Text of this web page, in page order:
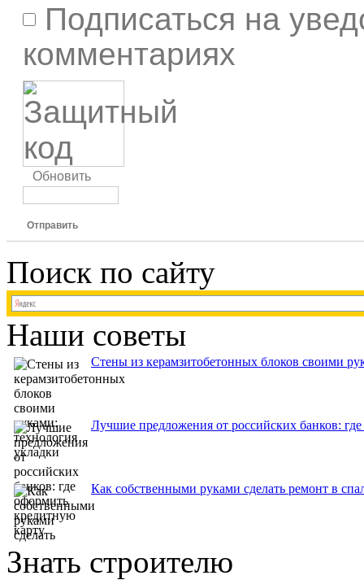
Подписаться на
комментариях
Обновить
Отправить
Поиск по сайту
Наши советы
Стены из керамзитобетонных блоков своими
Лучшие предложения от российских банков:
Как собственными руками сделать ремонт в
Знать строителю